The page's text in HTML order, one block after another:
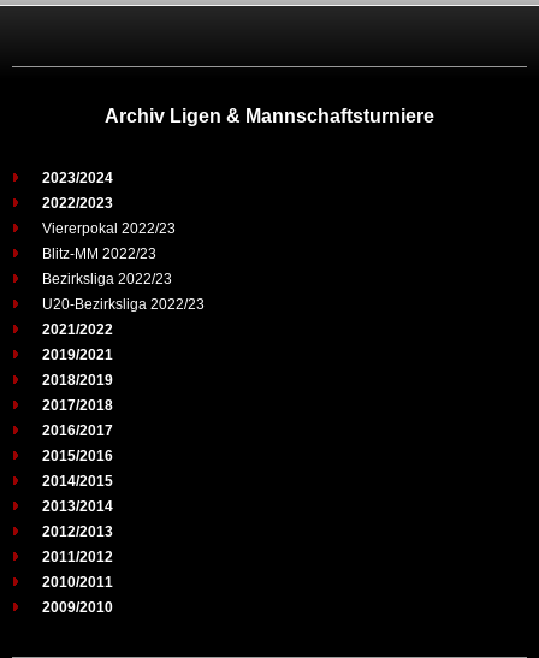
Archiv Ligen & Mannschaftsturniere
2023/2024
2022/2023
Viererpokal 2022/23
Blitz-MM 2022/23
Bezirksliga 2022/23
U20-Bezirksliga 2022/23
2021/2022
2019/2021
2018/2019
2017/2018
2016/2017
2015/2016
2014/2015
2013/2014
2012/2013
2011/2012
2010/2011
2009/2010